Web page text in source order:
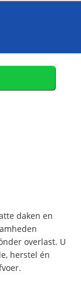
daken en
overlast. U
herstel én